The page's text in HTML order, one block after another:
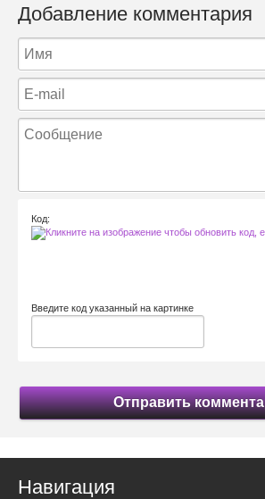
Добавление комментария
Код:
Введите код указанный на картинке
Отправить
Навигация